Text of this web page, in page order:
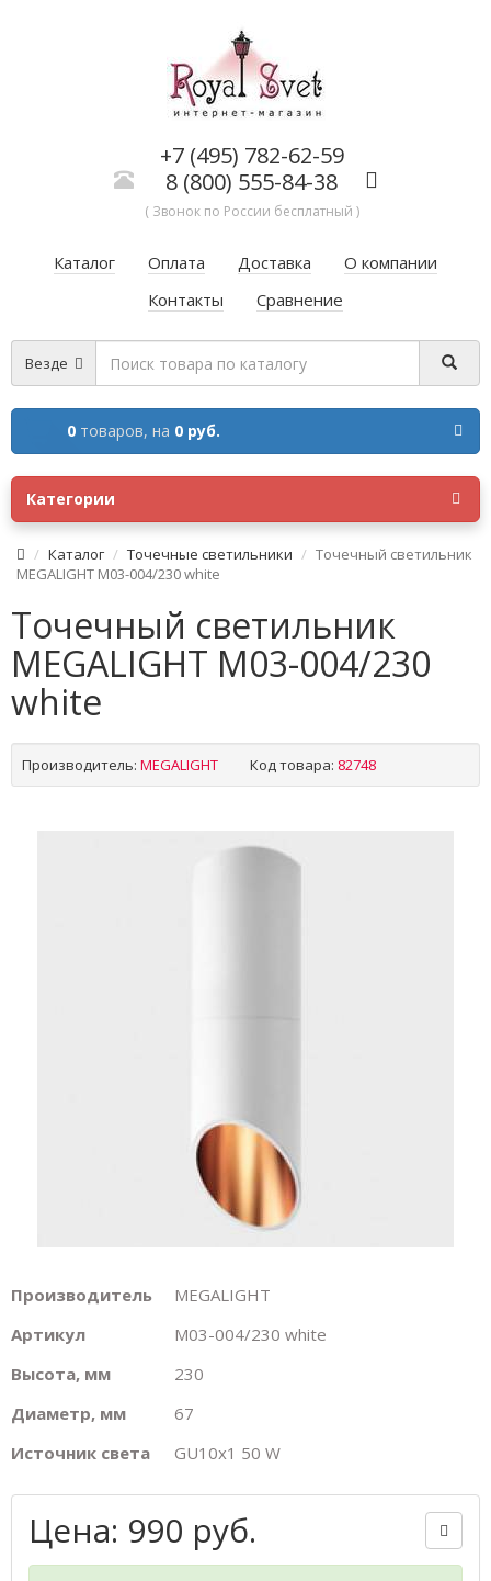
+7 (495) 782-62-59
8 (800) 555-84-38
( Звонок по России бесплатный )
Каталог Оплата Доставка
О компании
Контакты
Сравнение
Везде
0 товаров, на 0 руб.
Категории
Каталог Точечные светильники
Точечный светильник
MEGALIGHT M03-004/230 white
Точечный светильник
MEGALIGHT M03-004/230
white
Производитель: MEGALIGHT Код товара: 82748
Производитель
MEGALIGHT
Артикул
M03-004/230 white
Высота, мм
230
Диаметр, мм
67
Источник света
GU10х1 50 W
Цена: 990 руб.